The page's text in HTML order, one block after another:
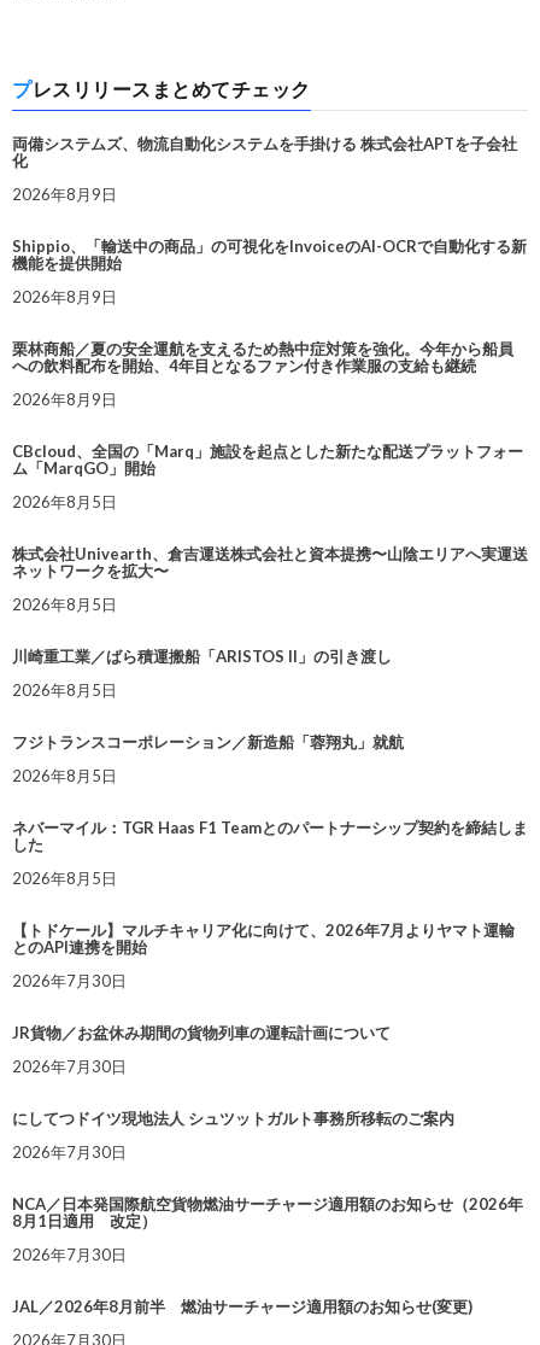
プレスリリースまとめてチェック
両備システムズ、物流自動化システムを手掛ける 株式会社APTを子会社
化
2026年8月9日
Shippio、「輸送中の商品」の可視化をInvoiceのAI-OCRで自動化する新
機能を提供開始
2026年8月9日
栗林商船／夏の安全運航を支えるため熱中症対策を強化。今年から船員
への飲料配布を開始、4年目となるファン付き作業服の支給も継続
2026年8月9日
CBcloud、全国の「Marq」施設を起点とした新たな配送プラットフォー
ム「MarqGO」開始
2026年8月5日
株式会社Univearth、倉吉運送株式会社と資本提携〜山陰エリアへ実運送
ネットワークを拡大〜
2026年8月5日
川崎重工業／ばら積運搬船「ARISTOS II」の引き渡し
2026年8月5日
フジトランスコーポレーション／新造船「蓉翔丸」就航
2026年8月5日
ネバーマイル：TGR Haas F1 Teamとのパートナーシップ契約を締結しま
した
2026年8月5日
【トドケール】マルチキャリア化に向けて、2026年7月よりヤマト運輸
とのAPI連携を開始
2026年7月30日
JR貨物／お盆休み期間の貨物列車の運転計画について
2026年7月30日
にしてつドイツ現地法人 シュツットガルト事務所移転のご案内
2026年7月30日
NCA／日本発国際航空貨物燃油サーチャージ適用額のお知らせ（2026年
8月1日適用 改定）
2026年7月30日
JAL／2026年8月前半 燃油サーチャージ適用額のお知らせ(変更)
2026年7月30日